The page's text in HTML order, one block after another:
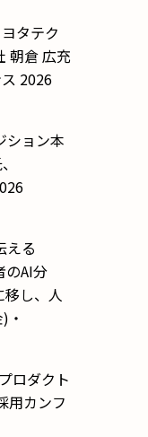
タテク
朝倉 広充
2026
ション本
える
のAI分
し、人
・
ロダクト
用カンフ